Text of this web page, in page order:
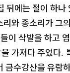
뒤에는 절이 하나
와 종소리가 그
이 삭발을 하고
가져다 주었다.
금수강산을 유람